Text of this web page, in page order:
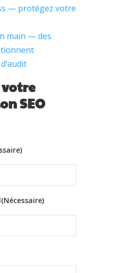
— protégez votre
main — des
SEO
(Nécessaire)